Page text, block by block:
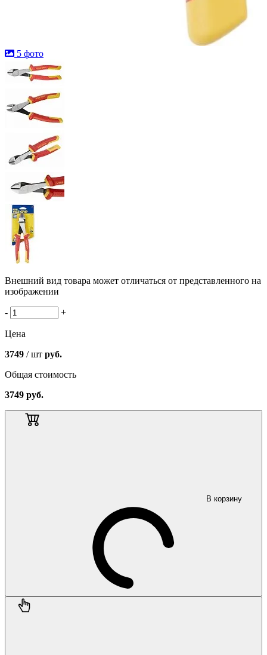
5 фото
Внешний вид товара может отличаться от представленного на
изображении
- +
Цена
3749 / шт руб.
Общая стоимость
3749 руб.
В корзину